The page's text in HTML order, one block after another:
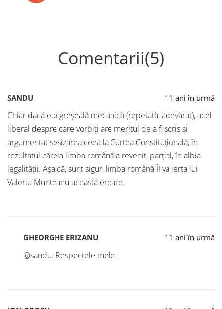
Comentarii(5)
SANDU 11 ani în urmă
Chiar dacă e o greşeală mecanică (repetată, adevărat), acel
liberal despre care vorbiţi are meritul de a fi scris şi
argumentat sesizarea ceea la Curtea Constituţională, în
rezultatul căreia limba română a revenit, parţial, în albia
legalităţii. Aşa că, sunt sigur, limba română ÎI va ierta lui
Valeriu Munteanu această eroare.
GHEORGHE ERIZANU 11 ani în urmă
@sandu: Respectele mele.